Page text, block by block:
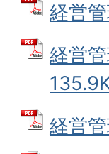
経営
経営
経営